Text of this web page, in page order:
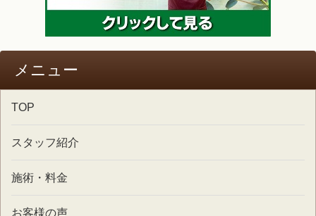
メニュー
TOP
スタッフ紹介
施術・料金
お客様の声